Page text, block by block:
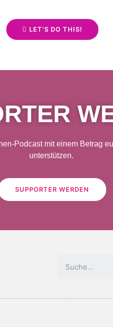
LET'S DO THIS!
Podcast mit einem Betrag
unterstützen.
SUPPORTER WERDEN